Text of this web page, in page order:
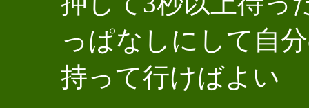
っぱなしにして自
持って行けばよい